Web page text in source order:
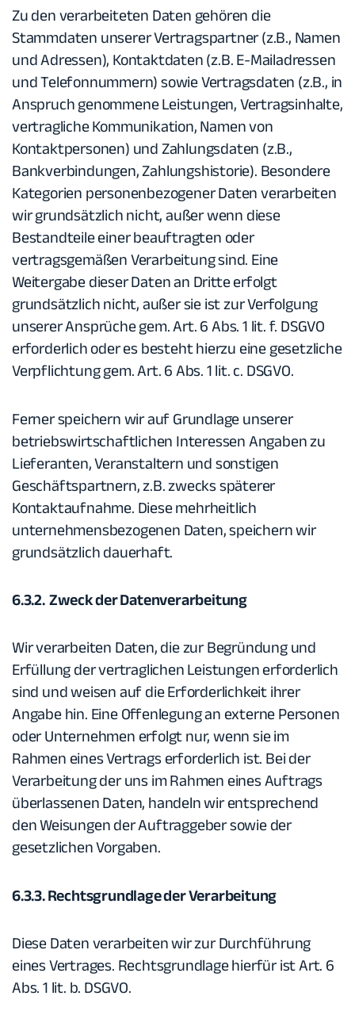
Zu den verarbeiteten Daten gehören die
Stammdaten unserer Vertragspartner (z.B., Namen
und Adressen), Kontaktdaten (z.B. E-Mailadressen
und Telefonnummern) sowie Vertragsdaten (z.B., in
Anspruch genommene Leistungen, Vertragsinhalte,
vertragliche Kommunikation, Namen von
Kontaktpersonen) und Zahlungsdaten (z.B.,
Bankverbindungen, Zahlungshistorie). Besondere
Kategorien personenbezogener Daten verarbeiten
wir grundsätzlich nicht, außer wenn diese
Bestandteile einer beauftragten oder
vertragsgemäßen Verarbeitung sind. Eine
Weitergabe dieser Daten an Dritte erfolgt
grundsätzlich nicht, außer sie ist zur Verfolgung
unserer Ansprüche gem. Art. 6 Abs. 1 lit. f. DSGVO
erforderlich oder es besteht hierzu eine gesetzliche
Verpflichtung gem. Art. 6 Abs. 1 lit. c. DSGVO.
Ferner speichern wir auf Grundlage unserer
betriebswirtschaftlichen Interessen Angaben zu
Lieferanten, Veranstaltern und sonstigen
Geschäftspartnern, z.B. zwecks späterer
Kontaktaufnahme. Diese mehrheitlich
unternehmensbezogenen Daten, speichern wir
grundsätzlich dauerhaft.
6.3.2. Zweck der Datenverarbeitung
Wir verarbeiten Daten, die zur Begründung und
Erfüllung der vertraglichen Leistungen erforderlich
sind und weisen auf die Erforderlichkeit ihrer
Angabe hin. Eine Offenlegung an externe Personen
oder Unternehmen erfolgt nur, wenn sie im
Rahmen eines Vertrags erforderlich ist. Bei der
Verarbeitung der uns im Rahmen eines Auftrags
überlassenen Daten, handeln wir entsprechend
den Weisungen der Auftraggeber sowie der
gesetzlichen Vorgaben.
6.3.3. Rechtsgrundlage der Verarbeitung
Diese Daten verarbeiten wir zur Durchführung
eines Vertrages. Rechtsgrundlage hierfür ist Art. 6
Abs. 1 lit. b. DSGVO.